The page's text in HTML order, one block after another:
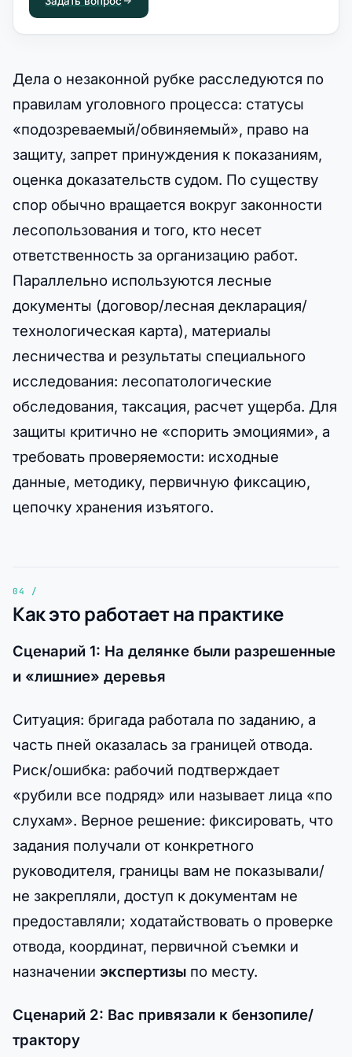
Дела о незаконной рубке расследуются по
правилам уголовного процесса: статусы
«подозреваемый/обвиняемый», право на
защиту, запрет принуждения к показаниям,
оценка доказательств судом. По существу
спор обычно вращается вокруг законности
лесопользования и того, кто несет
ответственность за организацию работ.
Параллельно используются лесные
документы (договор/лесная декларация/
технологическая карта), материалы
лесничества и результаты специального
исследования: лесопатологические
обследования, таксация, расчет ущерба. Для
защиты критично не «спорить эмоциями», а
требовать проверяемости: исходные
данные, методику, первичную фиксацию,
цепочку хранения изъятого.
Как это работает на практике
Сценарий 1: На делянке были разрешенные
и «лишние» деревья
Ситуация: бригада работала по заданию, а
часть пней оказалась за границей отвода.
Риск/ошибка: рабочий подтверждает
«рубили все подряд» или называет лица «по
слухам». Верное решение: фиксировать, что
задания получали от конкретного
руководителя, границы вам не показывали/
не закрепляли, доступ к документам не
предоставляли; ходатайствовать о проверке
отвода, координат, первичной съемки и
назначении экспертизы по месту.
Сценарий 2: Вас привязали к бензопиле/
трактору